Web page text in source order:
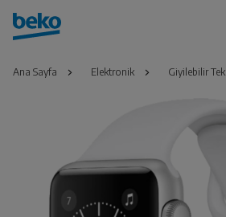
Ana Sayfa Elektronik Giyilebilir